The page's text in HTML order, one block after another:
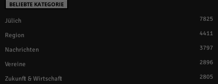
BELIEBTE KATEGORIE
Jülich 7825
Region 4411
Nachrichten 3797
Vereine 2896
Zukunft & Wirtschaft 2805